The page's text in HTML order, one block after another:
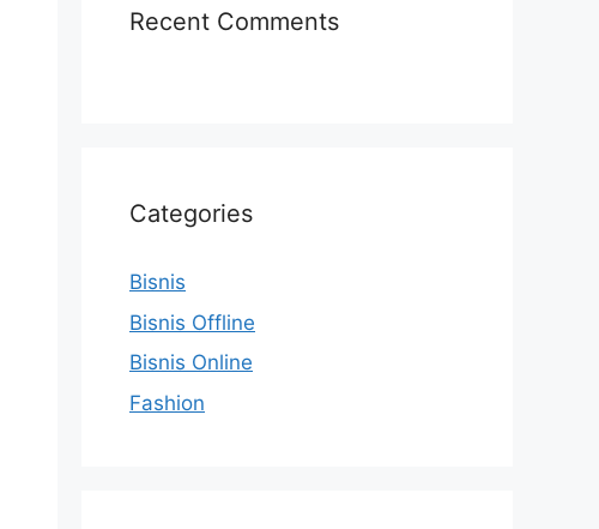
Recent Comments
Categories
Bisnis
Bisnis Offline
Bisnis Online
Fashion